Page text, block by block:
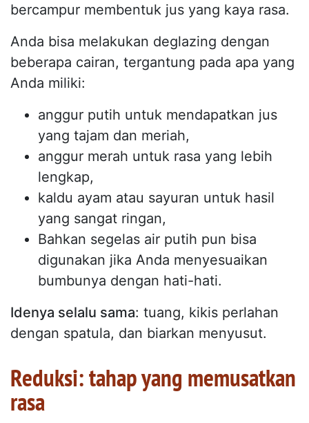
bercampur membentuk jus yang kaya rasa.
Anda bisa melakukan deglazing dengan
beberapa cairan, tergantung pada apa yang
Anda miliki:
anggur putih untuk mendapatkan jus
yang tajam dan meriah,
anggur merah untuk rasa yang lebih
lengkap,
kaldu ayam atau sayuran untuk hasil
yang sangat ringan,
Bahkan segelas air putih pun bisa
digunakan jika Anda menyesuaikan
bumbunya dengan hati-hati.
Idenya selalu sama: tuang, kikis perlahan
dengan spatula, dan biarkan menyusut.
Reduksi: tahap yang memusatkan
rasa